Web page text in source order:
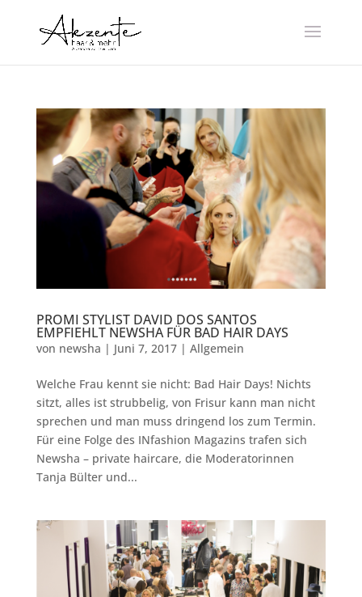
PROMI STYLIST DAVID DOS SANTOS
EMPFIEHLT NEWSHA FÜR BAD HAIR DAYS
von newsha | Juni 7, 2017| Allgemein
Welche Frau kennt sie nicht: Bad Hair Days! Nichts
sitzt, alles ist strubbelig, von Frisur kann man nicht
sprechen und man muss dringend los zum Termin.
Für eine Folge des INfashion Magazins trafen sich
Newsha – private haircare, die Moderatorinnen
Tanja Bülter und...